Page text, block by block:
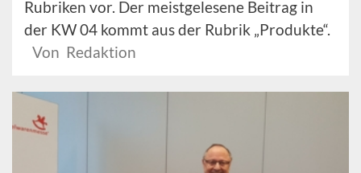
Rubriken vor. Der meistgelesene Beitrag in
der KW 04 kommt aus der Rubrik „Produkte“.
Von Redaktion